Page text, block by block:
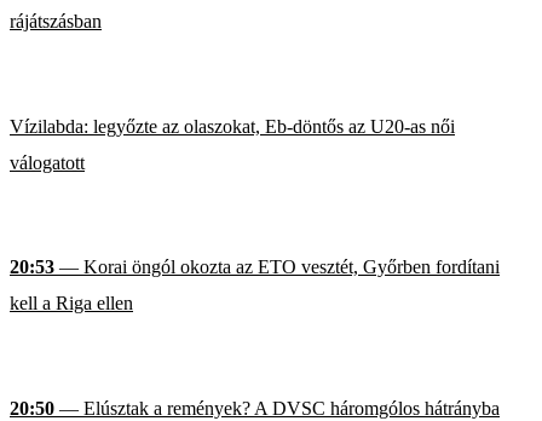
rájátszásban
Vízilabda: legyőzte az olaszokat, Eb-döntős az U20-as női
válogatott
20:53 — Korai öngól okozta az ETO vesztét, Győrben fordítani
kell a Riga ellen
20:50 — Elúsztak a remények? A DVSC háromgólos hátrányba